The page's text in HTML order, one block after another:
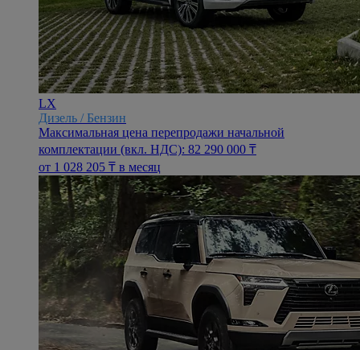
LX
Дизель / Бензин
Максимальная цена перепродажи начальной
комплектации (вкл. НДС): 82 290 000 ₸
oт 1 028 205 ₸ в месяц